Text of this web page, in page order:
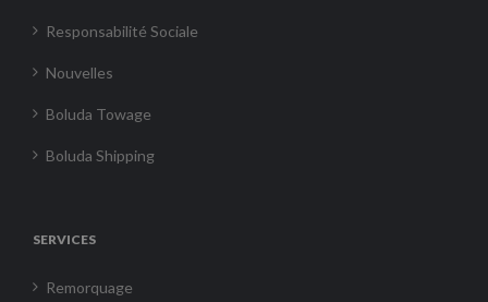
Responsabilité Sociale
Nouvelles
Boluda Towage
Boluda Shipping
SERVICES
Remorquage